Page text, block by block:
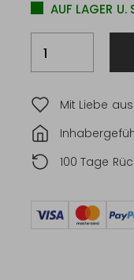
AUF LAGER U.
Mit Liebe
100 Tage